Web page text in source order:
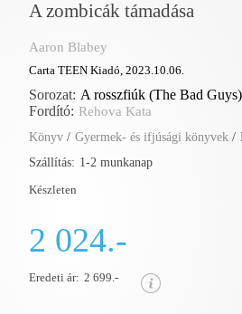
A zombicák támadása
Aaron Blabey
Carta TEEN Kiadó, 2023.10.06.
Sorozat: A rosszfiúk (The Bad
Fordító: Rehova Kata
Könyv / Gyermek- és ifjúsági könyvek /
Szállítás: 1-2 munkanap
Készleten
2 024.-
Eredeti ár: 2 699.-